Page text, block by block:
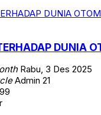
DUNIA
Rabu, 3 Des 2025
Admin 21